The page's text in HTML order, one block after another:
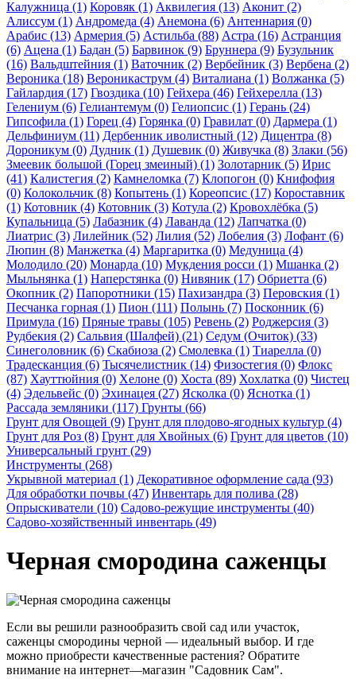
Калужница (1) Коровяк (1) Аквилегия (13) Аконит (2)
Алиссум (1) Андромеда (4) Анемона (6) Антеннария (0)
Арабис (13) Армерия (5) Астильба (88) Астра (16) Астранция
(6) Ацена (1) Бадан (5) Барвинок (9) Бруннера (9) Бузульник
(16) Вальдштейния (1) Ваточник (2) Вербейник (3) Вербена (2)
Вероника (18) Вероникаструм (4) Виталиана (1) Волжанка (5)
Гайлардия (17) Гвоздика (10) Гейхера (46) Гейхерелла (13)
Гелениум (6) Гелиантемум (0) Гелиопсис (1) Герань (24)
Гипсофила (1) Горец (4) Горянка (0) Гравилат (0) Дармера (1)
Дельфиниум (11) Дербенник иволистный (12) Дицентра (8)
Дороникум (0) Дудник (1) Душевик (0) Живучка (8) Злаки (56)
Змеевик большой (Горец змеиный) (1) Золотарник (5) Ирис
(41) Калистегия (2) Камнеломка (7) Клопогон (0) Книфофия
(0) Колокольчик (8) Копытень (1) Кореопсис (17) Короставник
(1) Котовник (4) Котовник (3) Котула (2) Кровохлёбка (5)
Купальница (5) Лабазник (4) Лаванда (12) Лапчатка (0)
Лиатрис (3) Лилейник (52) Лилия (52) Лобелия (3) Лофант (6)
Люпин (8) Манжетка (4) Маргаритка (0) Медуница (4)
Молодило (20) Монарда (10) Мукдения росси (1) Мшанка (2)
Мыльнянка (1) Наперстянка (0) Нивяник (17) Обриетта (6)
Окопник (2) Папоротники (15) Пахизандра (3) Перовския (1)
Песчанка горная (1) Пион (111) Полынь (7) Посконник (6)
Примула (16) Пряные травы (105) Ревень (2) Роджерсия (3)
Рудбекия (2) Сальвия (Шалфей) (21) Седум (Очиток) (33)
Синеголовник (6) Скабиоза (2) Смолевка (1) Тиарелла (0)
Традесканция (6) Тысячелистник (14) Физостегия (0) Флокс
(87) Хауттюйния (0) Хелоне (0) Хоста (89) Хохлатка (0) Чистец
(4) Эдельвейс (0) Эхинацея (27) Ясколка (0) Яснотка (1)
Рассада земляники (117) Грунты (66)
Грунт для Овощей (9) Грунт для плодово-ягодных культур (4)
Грунт для Роз (8) Грунт для Хвойных (6) Грунт для цветов (10)
Универсальный грунт (29)
Инструменты (268)
Укрывной материал (1) Декоративное оформление сада (93)
Для обработки почвы (47) Инвентарь для полива (28)
Опрыскиватели (10) Садово-режущие инструменты (40)
Садово-хозяйственный инвентарь (49)
Черная смородина саженцы
Если вы решили разнообразить свой сад или участок,
саженцы смородины черной — идеальный выбор. И где
можно приобрести качественные растения? Обратите
внимание на интернет—магазин "Садовник Сам".